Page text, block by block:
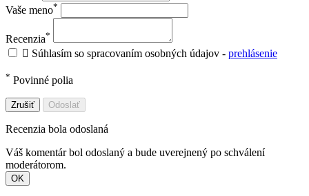
Vaše meno*
Recenzia*
 Súhlasím so spracovaním osobných údajov - prehlásenie
* Povinné polia
Zrušiť Odoslať
Recenzia bola odoslaná
Váš komentár bol odoslaný a bude uverejnený po schválení
moderátorom.
OK